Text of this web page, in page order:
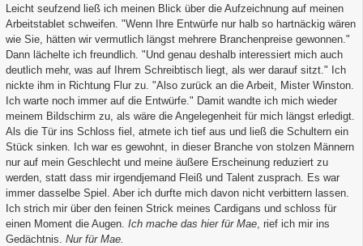
Leicht seufzend ließ ich meinen Blick über die Aufzeichnung auf meinen
Arbeitstablet schweifen. "Wenn Ihre Entwürfe nur halb so hartnäckig wären
wie Sie, hätten wir vermutlich längst mehrere Branchenpreise gewonnen."
Dann lächelte ich freundlich. "Und genau deshalb interessiert mich auch
deutlich mehr, was auf Ihrem Schreibtisch liegt, als wer darauf sitzt." Ich
nickte ihm in Richtung Flur zu. "Also zurück an die Arbeit, Mister Winston.
Ich warte noch immer auf die Entwürfe." Damit wandte ich mich wieder
meinem Bildschirm zu, als wäre die Angelegenheit für mich längst erledigt.
Als die Tür ins Schloss fiel, atmete ich tief aus und ließ die Schultern ein
Stück sinken. Ich war es gewohnt, in dieser Branche von stolzen Männern
nur auf mein Geschlecht und meine äußere Erscheinung reduziert zu
werden, statt dass mir irgendjemand Fleiß und Talent zusprach. Es war
immer dasselbe Spiel. Aber ich durfte mich davon nicht verbittern lassen.
Ich strich mir über den feinen Strick meines Cardigans und schloss für
einen Moment die Augen. Ich mache das hier für Mae , rief ich mir ins
Gedächtnis. Nur für Mae.